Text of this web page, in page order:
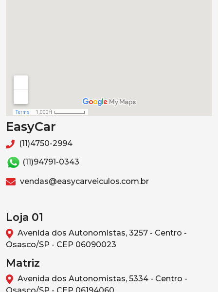
EasyCar
(11)4750-2994
(11)94791-0343
vendas@easycarveiculos.com.br
Loja 01
Avenida dos Autonomistas, 3257 - Centro -
Osasco/SP - CEP 06090023
Matriz
Avenida dos Autonomistas, 5334 - Centro -